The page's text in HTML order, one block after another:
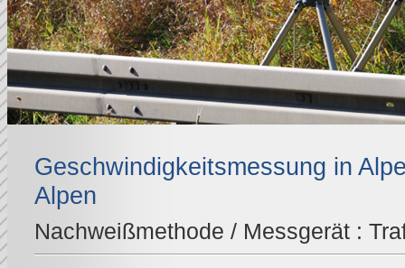
Geschwindigkeitsmessung in
Alpen
Nachweißmethode / Messgerät :